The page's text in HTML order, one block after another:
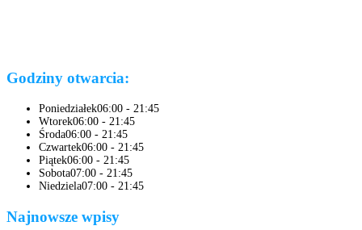
Godziny otwarcia:
Poniedziałek06:00 - 21:45
Wtorek06:00 - 21:45
Środa06:00 - 21:45
Czwartek06:00 - 21:45
Piątek06:00 - 21:45
Sobota07:00 - 21:45
Niedziela07:00 - 21:45
Najnowsze wpisy